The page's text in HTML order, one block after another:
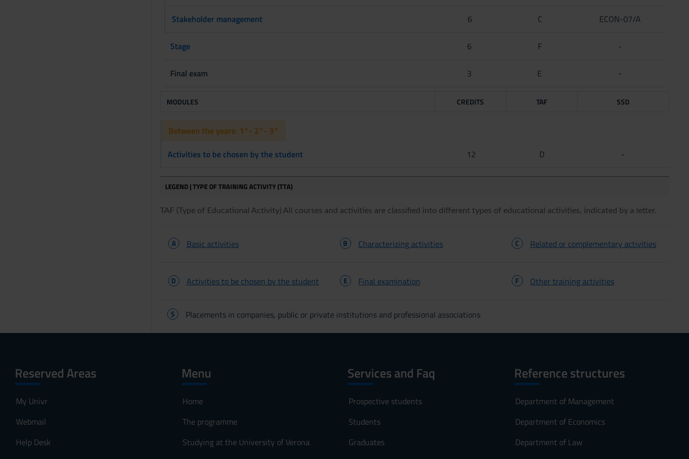
Stakeholder management 6 C ECON-07/A
Stage 6 F -
Final exam 3 E -
MODULES CREDITS TAF SSD
Between the years: 1°- 2°- 3°
Activities to be chosen by the student
12 D -
LEGEND | TYPE OF TRAINING ACTIVITY (TTA)
TAF (Type of Educational Activity) All courses and activities are classified into different types of educational activities, indicated by a letter.
A Basic activities B Characterizing activities C Related or complementary activities
D Activities to be chosen by the student E Final examination F Other training activities
S Placements in companies, public or private institutions and professional associations
Reserved Areas
My Univr
Webmail
Help Desk
Menu
Home
The programme
Studying at the University of Verona
Services and Faq
Prospective students
Students
Graduates
Reference structures
Department of Management
Department of Economics
Department of Law